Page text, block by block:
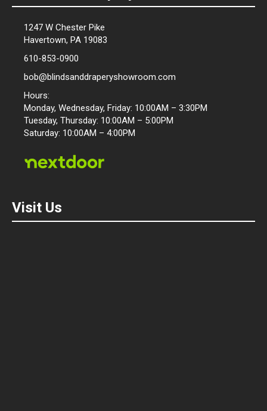
1247 W Chester Pike
Havertown, PA 19083
610-853-0900
bob@blindsanddraperyshowroom.com
Hours:
Monday, Wednesday, Friday: 10:00AM – 3:30PM
Tuesday, Thursday: 10:00AM – 5:00PM
Saturday: 10:00AM – 4:00PM
Visit Us